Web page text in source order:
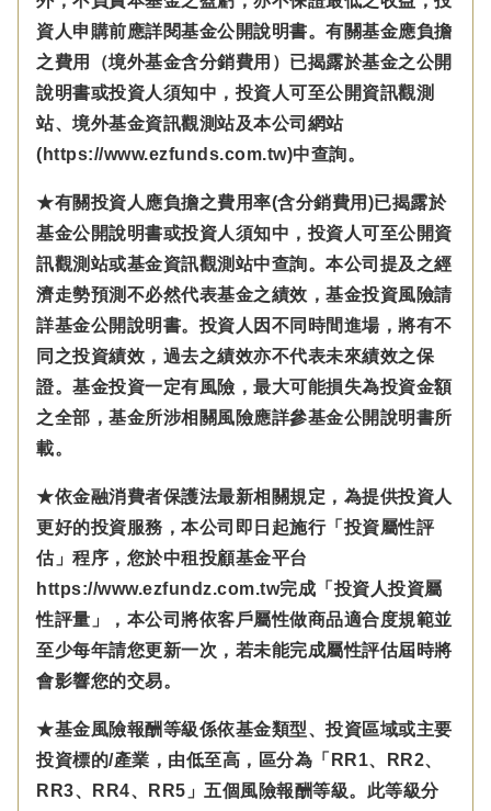
資人申購前應詳閱基金公開說明書。有關基金應負擔
之費用（境外基金含分銷費用）已揭露於基金之公開
說明書或投資人須知中，投資人可至公開資訊觀測
站、境外基金資訊觀測站及本公司網站
(https://www.ezfunds.com.tw)中查詢。
★有關投資人應負擔之費用率(含分銷費用)已揭露於
基金公開說明書或投資人須知中，投資人可至公開資
訊觀測站或基金資訊觀測站中查詢。本公司提及之經
濟走勢預測不必然代表基金之績效，基金投資風險請
詳基金公開說明書。投資人因不同時間進場，將有不
同之投資績效，過去之績效亦不代表未來績效之保
證。基金投資一定有風險，最大可能損失為投資金額
之全部，基金所涉相關風險應詳參基金公開說明書所
載。
★依金融消費者保護法最新相關規定，為提供投資人
更好的投資服務，本公司即日起施行「投資屬性評
估」程序，您於中租投顧基金平台
https://www.ezfundz.com.tw完成「投資人投資屬
性評量」，本公司將依客戶屬性做商品適合度規範並
至少每年請您更新一次，若未能完成屬性評估屆時將
會影響您的交易。
★基金風險報酬等級係依基金類型、投資區域或主要
投資標的/產業，由低至高，區分為「RR1、RR2、
RR3、RR4、RR5」五個風險報酬等級。此等級分